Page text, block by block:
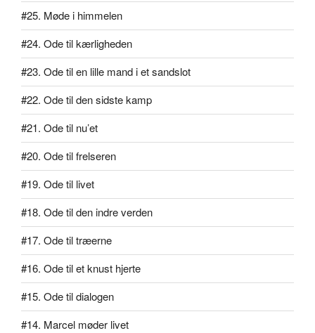
#25. Møde i himmelen
#24. Ode til kærligheden
#23. Ode til en lille mand i et sandslot
#22. Ode til den sidste kamp
#21. Ode til nu’et
#20. Ode til frelseren
#19. Ode til livet
#18. Ode til den indre verden
#17. Ode til træerne
#16. Ode til et knust hjerte
#15. Ode til dialogen
#14. Marcel møder livet